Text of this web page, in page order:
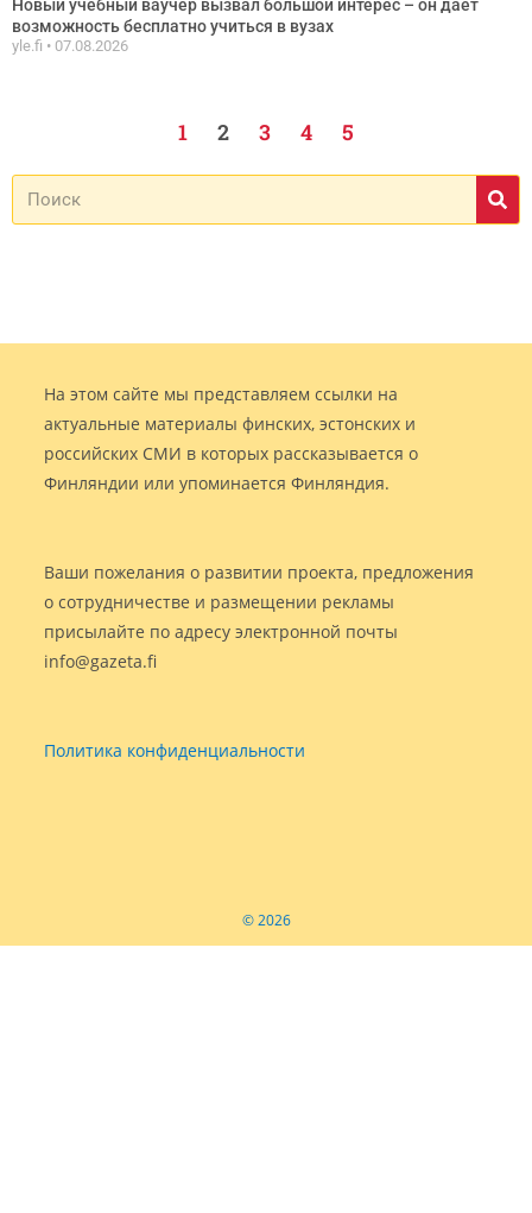
Новый учебный ваучер вызвал большой интерес – он дает
возможность бесплатно учиться в вузах
yle.fi 07.08.2026
1 2 3 4 5
На этом сайте мы представляем ссылки на
актуальные материалы финских, эстонских и
российских СМИ в которых рассказывается о
Финляндии или упоминается Финляндия.
Ваши пожелания о развитии проекта, предложения
о сотрудничестве и размещении рекламы
присылайте по адресу электронной почты
info@gazeta.fi
Политика конфиденциальности
© 2026